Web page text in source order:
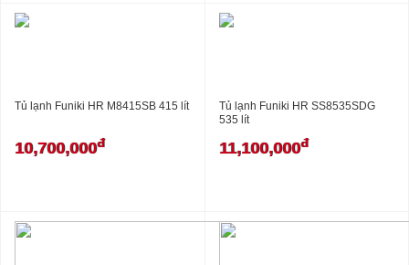
Tủ lạnh Funiki HR M8415SB 415 lít
10,700,000đ
Tủ lạnh Funiki HR SS8535SDG
535 lít
11,100,000đ